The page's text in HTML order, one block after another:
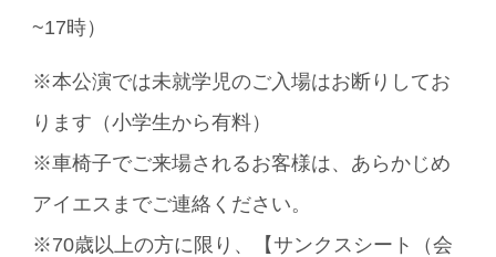
~17時）
※本公演では未就学児のご入場はお断りしてお
ります（小学生から有料）
※車椅子でご来場されるお客様は、あらかじめ
アイエスまでご連絡ください。
※70歳以上の方に限り、【サンクスシート（会